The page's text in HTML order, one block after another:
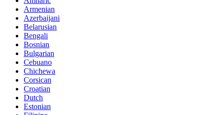
Armenian
Azerbaijani
Belarusian
Bengali
Bosnian
Bulgarian
Cebuano
Chichewa
Corsican
Croatian
Dutch
Estonian